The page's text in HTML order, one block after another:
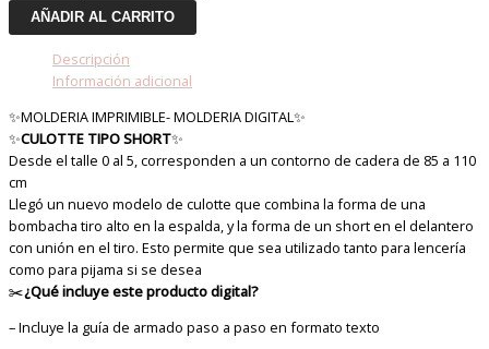
AÑADIR AL CARRITO
Descripción
Información adicional
✨MOLDERIA IMPRIMIBLE- MOLDERIA DIGITAL✨
✨CULOTTE TIPO SHORT✨
Desde el talle 0 al 5, corresponden a un contorno de cadera de 85 a 110
cm
Llegó un nuevo modelo de culotte que combina la forma de una
bombacha tiro alto en la espalda, y la forma de un short en el delantero
con unión en el tiro. Esto permite que sea utilizado tanto para lencería
como para pijama si se desea
✂️¿Qué incluye este producto digital?
– Incluye la guía de armado paso a paso en formato texto